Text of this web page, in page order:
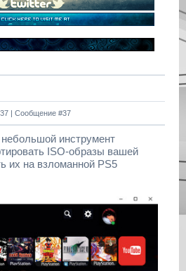
| Сообщение #37
небольшой инструмент
ISO-образы вашей
их на взломанной PS5